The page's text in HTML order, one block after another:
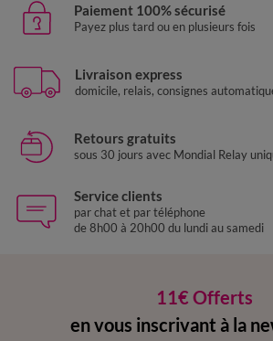
Paiement 100% sécurisé
Payez plus tard ou en plusieurs fois
Livraison express
domicile, relais, consignes
Retours gratuits
sous 30 jours avec Mondial Relay
Service clients
par chat et par téléphone
de 8h00 à 20h00 du lundi au samedi
11€ Offerts
en vous inscrivant à la